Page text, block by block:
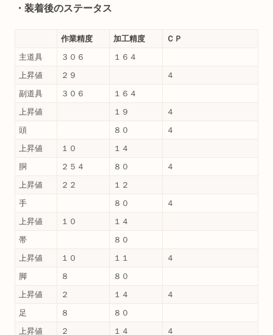
・装着後のステータス
作業精度 加工精度
ＣＰ
主道具
３０６
１６４
上昇値
２９
４
副道具
３０６
１６４
上昇値
１９
４
頭
８０
４
上昇値
１０
１４
胴
２５４ ８０
４
上昇値
２２
１２
手
８０
４
上昇値
１０
１４
帯
８０
上昇値
１０ １１
４
脚
８
８０
上昇値
２ １４
４
足
８
８０
上昇値
２ １４ ４